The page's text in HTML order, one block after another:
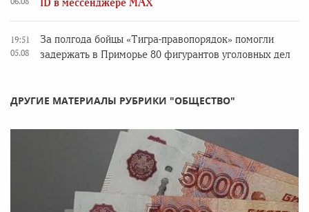
ID в мессенджере MAX
19:51
05.08
За полгода бойцы «Тигра-правопорядок» помогли
задержать в Приморье 80 фигурантов уголовных дел
ДРУГИЕ МАТЕРИАЛЫ РУБРИКИ "ОБЩЕСТВО"